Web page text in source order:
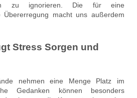
zu ignorieren. Die für eine
Übererregung macht uns außerdem
Stress Sorgen und
nehmen eine Menge Platz im
Gedanken können besonders